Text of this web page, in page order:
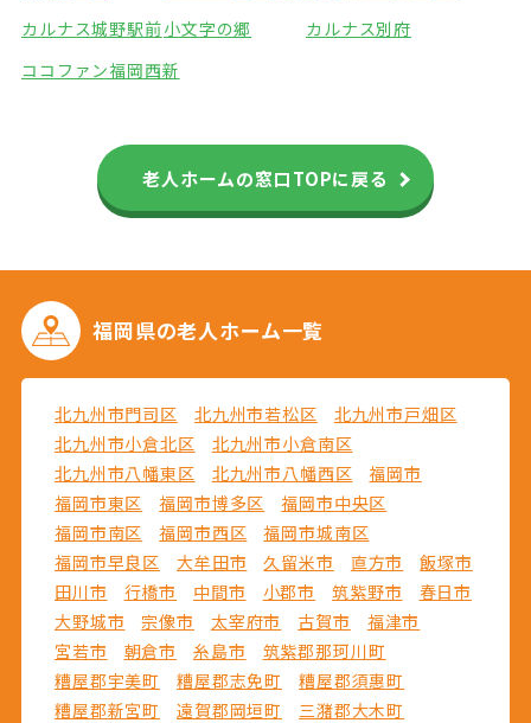
カルナス城野駅前小文字の郷
カルナス別府
ココファン福岡西新
老人ホームの窓口TOPに戻る
福岡県の老人ホーム一覧
北九州市門司区 北九州市若松区
北九州市戸畑区
北九州市小倉北区
北九州市小倉南区
北九州市八幡東区
北九州市八幡西区
福岡市
福岡市東区
福岡市博多区
福岡市中央区
福岡市南区
福岡市西区
福岡市城南区
福岡市早良区
大牟田市 久留米市 直方市
飯塚市
田川市
行橋市 中間市 小郡市 筑紫野市
春日市
大野城市
宗像市 太宰府市 古賀市
福津市
宮若市
朝倉市 糸島市
筑紫郡那珂川町
糟屋郡宇美町
糟屋郡志免町
糟屋郡須惠町
糟屋郡新宮町
遠賀郡岡垣町
三潴郡大木町